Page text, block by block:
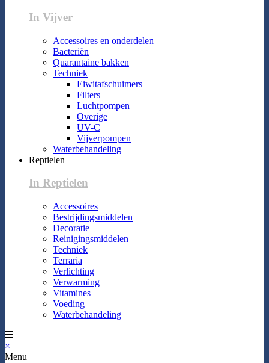
In Vijver
Accessoires en onderdelen
Bacteriën
Quarantaine bakken
Techniek
Eiwitafschuimers
Filters
Luchtpompen
Overige
UV-C
Vijverpompen
Waterbehandeling
Reptielen
In Reptielen
Accessoires
Bestrijdingsmiddelen
Decoratie
Reinigingsmiddelen
Techniek
Terraria
Verlichting
Verwarming
Vitamines
Voeding
Waterbehandeling
×
Menu